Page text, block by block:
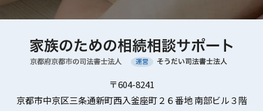
〒604-8241
京都市中京区三条通新町西入釜座町２６番地 南部ビル３階